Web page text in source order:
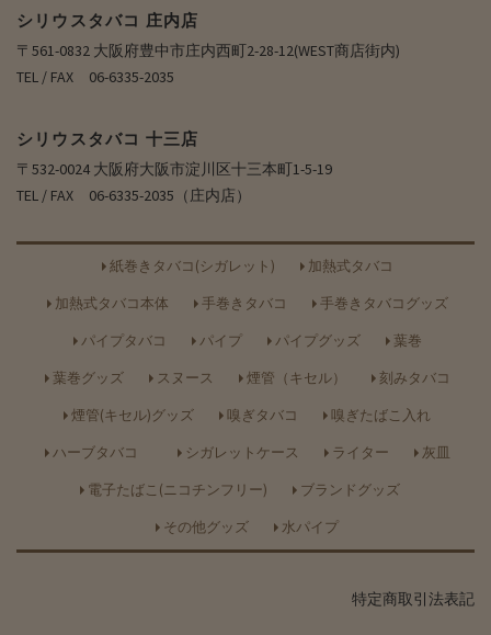
シリウスタバコ 庄内店
〒561-0832 大阪府豊中市庄内西町2-28-12(WEST商店街内)
TEL / FAX 06-6335-2035
シリウスタバコ 十三店
〒532-0024 大阪府大阪市淀川区十三本町1-5-19
TEL / FAX 06-6335-2035（庄内店）
紙巻きタバコ(シガレット)
加熱式タバコ
加熱式タバコ本体
手巻きタバコ
手巻きタバコグッズ
パイプタバコ
パイプ パイプグッズ
葉巻
葉巻グッズ
スヌース 煙管（キセル）
刻みタバコ
煙管(キセル)グッズ
嗅ぎタバコ
嗅ぎたばこ入れ
ハーブタバコ
シガレットケース ライター
灰皿
電子たばこ(ニコチンフリー)
ブランドグッズ
その他グッズ
水パイプ
特定商取引法表記